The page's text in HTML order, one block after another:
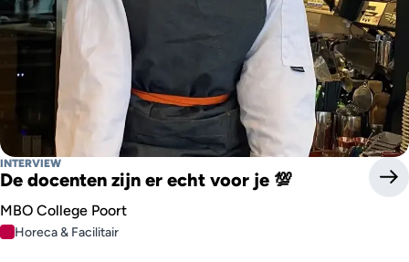
INTERVIEW
De docenten zijn er echt voor je 💯
MBO College Poort
Horeca & Facilitair